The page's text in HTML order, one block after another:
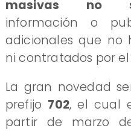
masivas no
información o
adicionales que no
ni contratados por el
La gran novedad
prefijo 702, el cual
partir de marzo